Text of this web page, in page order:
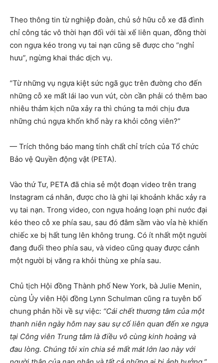
Theo thông tin từ nghiệp đoàn, chủ sở hữu cỗ xe đã đình
chỉ công tác vô thời hạn đối với tài xế liên quan, đồng thời
con ngựa kéo trong vụ tai nạn cũng sẽ được cho “nghỉ
hưu”, ngừng khai thác dịch vụ.
“Từ những vụ ngựa kiệt sức ngã gục trên đường cho đến
những cỗ xe mất lái lao vun vút, còn cần phải có thêm bao
nhiêu thảm kịch nữa xảy ra thì chúng ta mới chịu đưa
những chú ngựa khốn khổ này ra khỏi công viên?”
— Trích thông báo mang tính chất chỉ trích của Tổ chức
Bảo vệ Quyền động vật (PETA).
Vào thứ Tư, PETA đã chia sẻ một đoạn video trên trang
Instagram cá nhân, được cho là ghi lại khoảnh khắc xảy ra
vụ tai nạn. Trong video, con ngựa hoảng loạn phi nước đại
kéo theo cỗ xe phía sau, sau đó đâm sầm vào vỉa hè khiến
chiếc xe bị hất tung lên không trung. Có ít nhất một người
đang đuổi theo phía sau, và video cũng quay được cảnh
một người bị văng ra khỏi thùng xe phía sau.
Chủ tịch Hội đồng Thành phố New York, bà Julie Menin,
cùng Ủy viên Hội đồng Lynn Schulman cũng ra tuyên bố
chung phản hồi về sự việc: “Cái chết thương tâm của một
thanh niên ngày hôm nay sau sự cố liên quan đến xe ngựa
tại Công viên Trung tâm là điều vô cùng kinh hoàng và
đau lòng. Chúng tôi xin chia sẻ mất mát lớn lao này với